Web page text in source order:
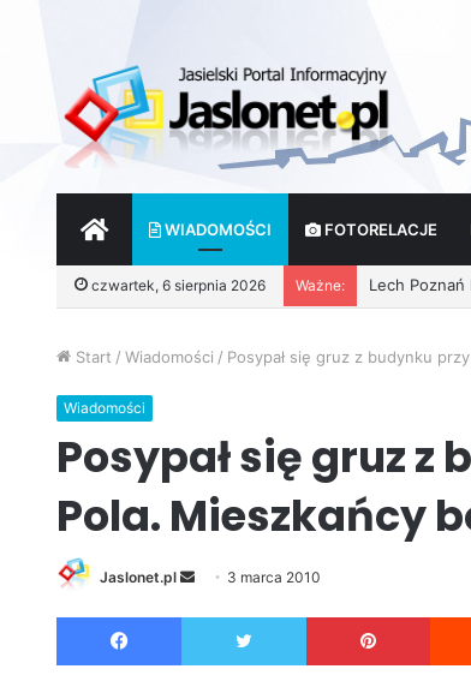
START WIADOMOŚCI FOTORELACJE
czwartek, 6 sierpnia 2026 Ważne: Wróżby –
Start / Wiadomości / Posypał się gruz z budynku
Wiadomości
Posypał się gruz
Pola. Mieszkańcy
Jaslonet.pl
d
3 marca 2010
Facebook Twitter Pinterest